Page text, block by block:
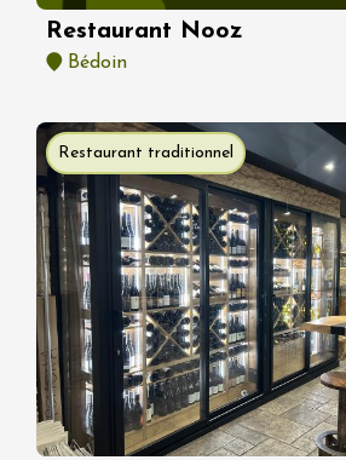
Restaurant Nooz
Bédoin
Restaurant traditionnel